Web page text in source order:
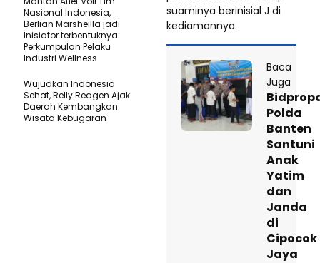
suaminya berinisial J di
kediamannya.
Baca
Juga
Polda
Banten
Santuni
Anak
Yatim
dan
Janda
di
Cipocok
Jaya
Nasional Indonesia,
Berlian Marsheilla jadi
Inisiator terbentuknya
Perkumpulan Pelaku
Industri Wellness
Wujudkan Indonesia
Sehat, Relly Reagen Ajak
Daerah Kembangkan
Wisata Kebugaran